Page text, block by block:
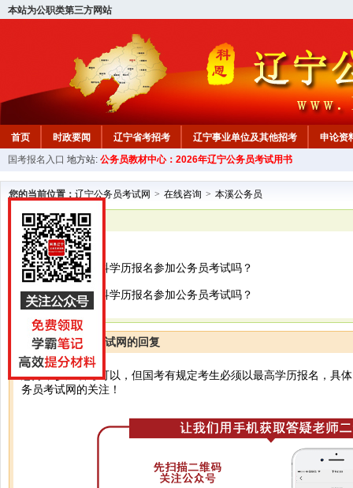
本站为公职类第三方网站
首页 时政要闻 辽宁省考招考 辽宁事业单位及其他招考 申论资
教材中心
国考报名入口 地方站: 公务员教材中心：2026年辽宁公务员考试用书
您的当前位置： 辽宁公务员考试网 > 在线咨询 > 本溪公务员
已解决
本溪公务员
研究生可以用本科学历报名参加公务员考试吗？
研究生可以用本科学历报名参加公务员考试吗？
辽宁公务员考试网的回复
您好，参加省考可以，但国考有规定考生必须以最高学历报名，具
务员考试网的关注！